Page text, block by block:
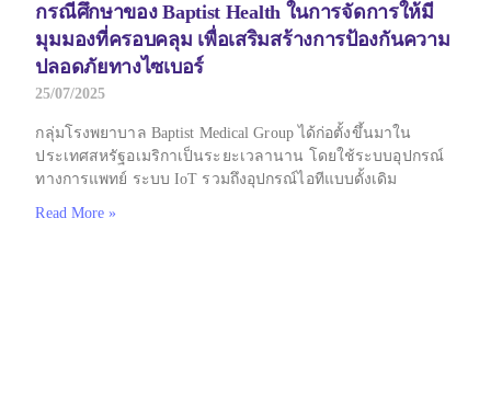
กรณีศึกษาของ Baptist Health ในการจัดการให้มี
มุมมองที่ครอบคลุม เพื่อเสริมสร้างการป้องกันความ
ปลอดภัยทางไซเบอร์
25/07/2025
กลุ่มโรงพยาบาล Baptist Medical Group ได้ก่อตั้งขึ้นมาใน
ประเทศสหรัฐอเมริกาเป็นระยะเวลานาน โดยใช้ระบบอุปกรณ์
ทางการแพทย์ ระบบ IoT รวมถึงอุปกรณ์ไอทีแบบดั้งเดิม
Read More »